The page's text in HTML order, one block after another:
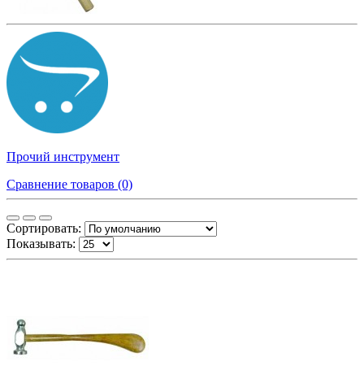
Прочий инструмент
Сравнение товаров (0)
Сортировать:
Показывать: